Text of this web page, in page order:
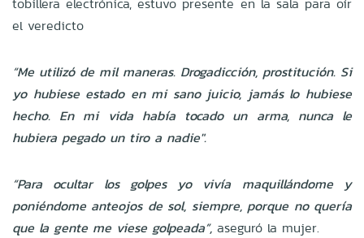
el veredicto
“Me utilizó de mil maneras. Drogadicción, prostitución. Si
yo hubiese estado en mi sano juicio, jamás lo hubiese
hecho. En mi vida había tocado un arma, nunca le
hubiera pegado un tiro a nadie".
“Para ocultar los golpes yo vivía maquillándome y
poniéndome anteojos de sol, siempre, porque no quería
que la gente me viese golpeada”, aseguró la mujer.